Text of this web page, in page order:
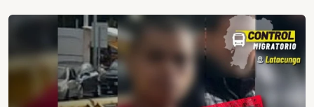
Amazonia Ecuatoriana
¿En que consiste la
tasa minera que rige en
Ecuador?